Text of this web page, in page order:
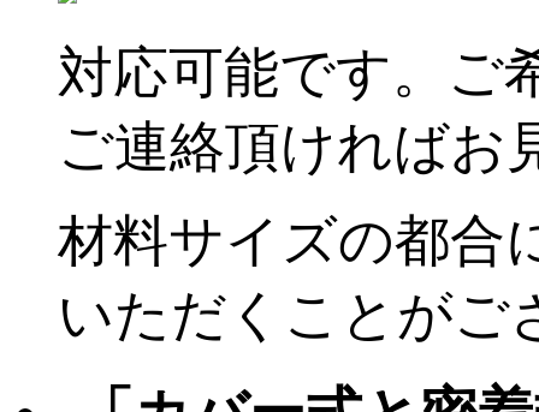
対応可能です。ご
ご連絡頂ければお
材料サイズの都合
いただくことがご